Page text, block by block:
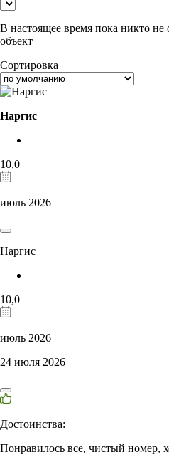
В настоящее время пока никто не
объект
Сортировка
Наргис
10,0
июль 2026
Наргис
10,0
июль 2026
24 июля 2026
Достоинства:
Понравилось все, чистый номер,